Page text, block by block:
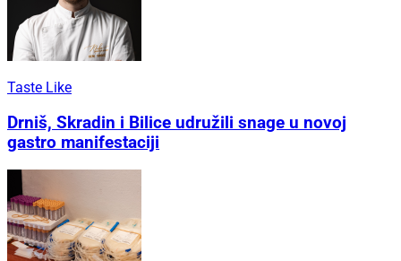
Taste Like
Drniš, Skradin i Bilice udružili snage u novoj
gastro manifestaciji